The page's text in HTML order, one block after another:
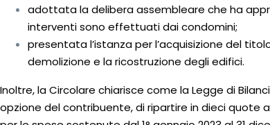
adottata la delibera assembleare che ha
interventi sono effettuati dai condomini;
presentata l’istanza per l’acquisizione del
demolizione e la ricostruzione degli edifici.
Inoltre, la Circolare chiarisce come la Legge di
opzione del contribuente, di ripartire in dieci quote